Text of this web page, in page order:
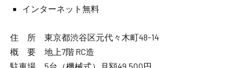
インターネット無料
住 所 東京都渋谷区元代々木町48-14
概 要 地上7階 RC造
駐車場 5台（機械式）月額49,500円